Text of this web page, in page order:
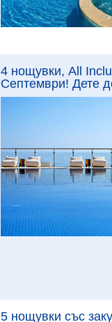
Виж
9 Превъзходен
4 нощувки, All
Септември! Дете
9.29
5 нощувки със